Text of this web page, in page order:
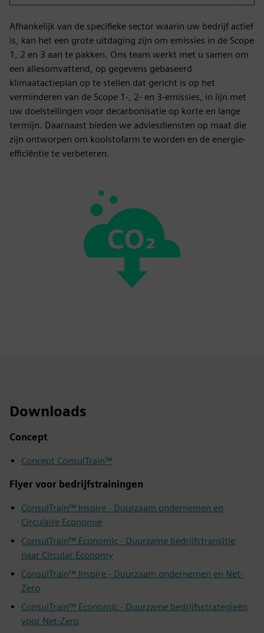
Afhankelijk van de specifieke sector waarin uw bedrijf actief
is, kan het een grote uitdaging zijn om emissies in de Scope
1, 2 en 3 aan te pakken. Ons team werkt met u samen om
een allesomvattend, op gegevens gebaseerd
klimaatactieplan op te stellen dat gericht is op het
verminderen van de Scope 1-, 2- en 3-emissies, in lijn met
uw doelstellingen voor decarbonisatie op korte en lange
termijn. Daarnaast bieden we adviesdiensten op maat die
zijn ontworpen om koolstofarm te worden en de energie-
efficiëntie te verbeteren.
Downloads
Concept
Concept ConsulTrain™
Flyer voor bedrijfstrainingen
ConsulTrain™ Inspire - Duurzaam ondernemen en
Circulaire Economie
ConsulTrain™ Economic - Duurzame bedrijfstransitie
naar Circular Economy
ConsulTrain™ Inspire - Duurzaam ondernemen en Net-
Zero
ConsulTrain™ Economic - Duurzame bedrijfsstrategieën
voor Net-Zero